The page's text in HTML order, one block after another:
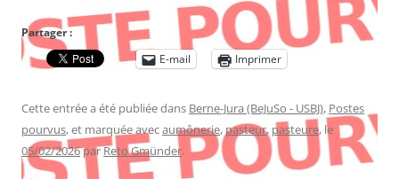
Partager :
E-mail
Imprimer
Cette entrée a été publiée dans Berne-Jura (BeJuSo - USBJ), Postes
pourvus, et marquée avecaumônerie,pasteur, pasteure, le
05/02/2026parReto Gmünder.